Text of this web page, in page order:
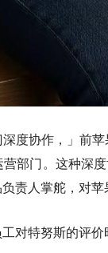
度协作，」前
部门。这种深
责人掌舵，对苹
对特努斯的评价